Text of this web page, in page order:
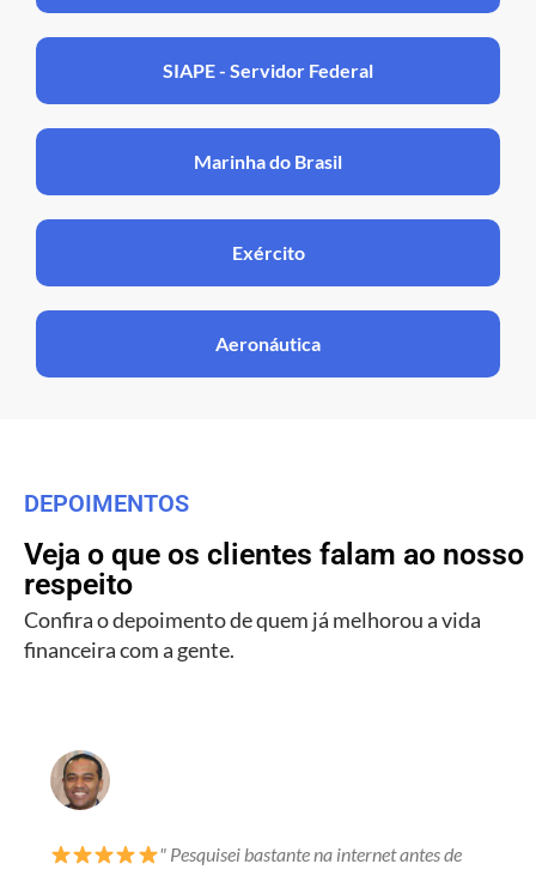
SIAPE - Servidor Federal
Marinha do Brasil
Exército
Aeronáutica
DEPOIMENTOS
Veja o que os clientes falam ao nosso
respeito
Confira o depoimento de quem já melhorou a vida
financeira com a gente.
" Pesquisei bastante na internet antes de